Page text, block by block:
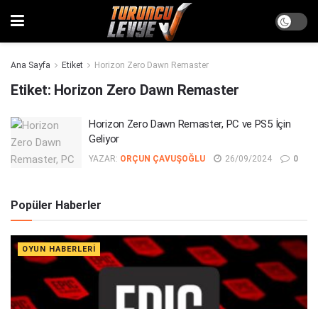
Ana Sayfa Etiket Horizon Zero Dawn Remaster
Etiket: Horizon Zero Dawn Remaster
Horizon Zero Dawn Remaster, PC ve PS5 İçin
Geliyor
YAZAR: ORÇUN ÇAVUŞOĞLU 26/09/2024 0
Popüler Haberler
OYUN HABERLERI